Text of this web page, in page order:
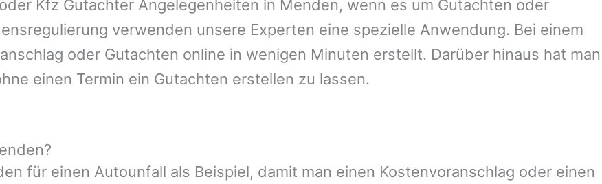
Kfz Gutachter Angelegenheiten in Menden, wenn es um Gutachten oder
verwenden unsere Experten eine spezielle Anwendung. Bei einem
oder Gutachten online in wenigen Minuten erstellt. Darüber hinaus hat man
einen Termin ein Gutachten erstellen zu lassen.
für einen Autounfall als Beispiel, damit man einen Kostenvoranschlag oder einen